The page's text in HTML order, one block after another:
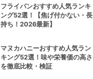
フライパンおすすめ人気ランキ
ング52選！【焦げ付かない・長
持ち！2026最新】
マヌカハニーおすすめ人気ラン
キング52選！味や栄養価の高さ
を徹底比較・検証